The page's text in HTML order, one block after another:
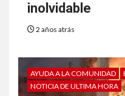
inolvidable
2 años atrás
AYUDA A LA COMUNIDAD
NOTICIA DE ULTIMA HORA